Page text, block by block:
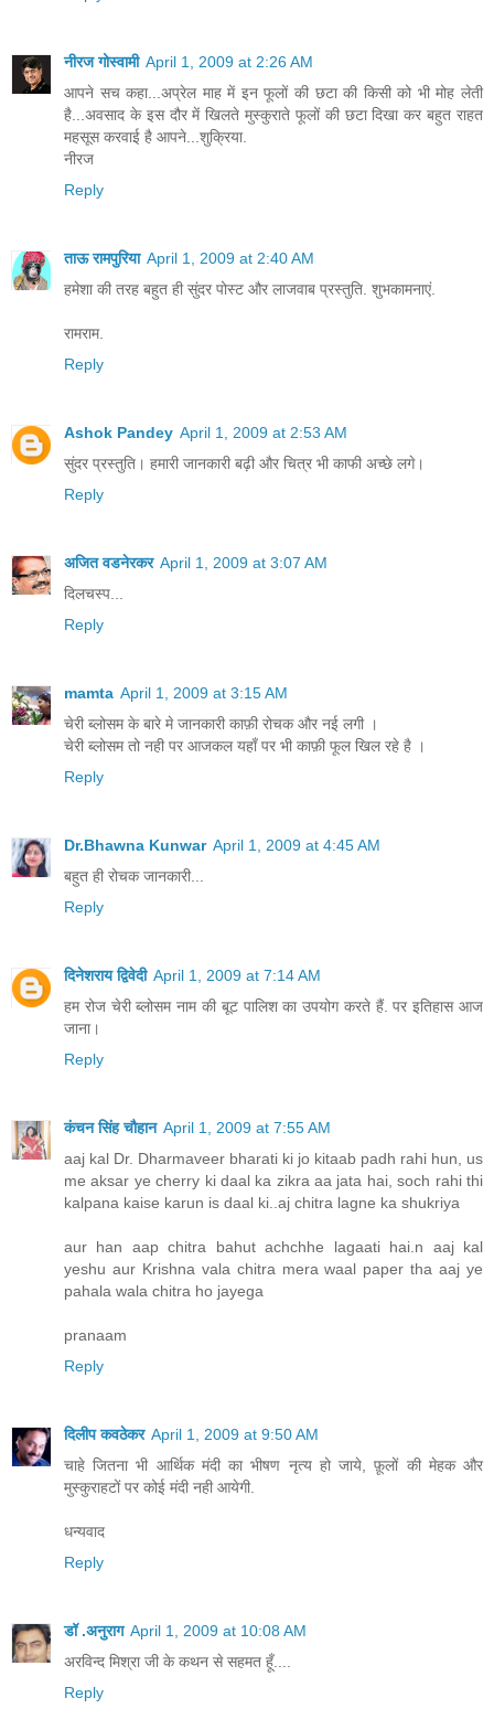
नीरज गोस्वामी April 1, 2009 at 2:26 AM
आपने सच कहा...अप्रेल माह में इन फूलों की छटा की किसी को भी मोह लेती
है...अवसाद के इस दौर में खिलते मुस्कुराते फूलों की छटा दिखा कर बहुत राहत
महसूस करवाई है आपने...शुक्रिया.
नीरज
Reply
ताऊ रामपुरिया April 1, 2009 at 2:40 AM
हमेशा की तरह बहुत ही सुंदर पोस्ट और लाजवाब प्रस्तुति. शुभकामनाएं.
रामराम.
Reply
Ashok Pandey April 1, 2009 at 2:53 AM
सुंदर प्रस्‍तुति। हमारी जानकारी बढ़ी और चित्र भी काफी अच्‍छे लगे।
Reply
अजित वडनेरकर April 1, 2009 at 3:07 AM
दिलचस्प...
Reply
mamta April 1, 2009 at 3:15 AM
चेरी ब्‍लोसम के बारे मे जानकारी काफ़ी रोचक और नई लगी ।
चेरी ब्‍लोसम तो नही पर आजकल यहाँ पर भी काफ़ी फूल खिल रहे है ।
Reply
Dr.Bhawna Kunwar April 1, 2009 at 4:45 AM
बहुत ही रोचक जानकारी...
Reply
दिनेशराय द्विवेदी April 1, 2009 at 7:14 AM
हम रोज चेरी ब्लोसम नाम की बूट पालिश का उपयोग करते हैं. पर इतिहास आज
जाना।
Reply
कंचन सिंह चौहान April 1, 2009 at 7:55 AM
aaj kal Dr. Dharmaveer bharati ki jo kitaab padh rahi hun, us
me aksar ye cherry ki daal ka zikra aa jata hai, soch rahi thi
kalpana kaise karun is daal ki..aj chitra lagne ka shukriya
aur han aap chitra bahut achchhe lagaati hai.n aaj kal
yeshu aur Krishna vala chitra mera waal paper tha aaj ye
pahala wala chitra ho jayega
pranaam
Reply
दिलीप कवठेकर April 1, 2009 at 9:50 AM
चाहे जितना भी आर्थिक मंदी का भीषण नृत्य हो जाये, फ़ूलों की मेहक और
मुस्कुराहटों पर कोई मंदी नही आयेगी.
धन्यवाद
Reply
डॉ .अनुराग April 1, 2009 at 10:08 AM
अरविन्द मिश्रा जी के कथन से सहमत हूँ....
Reply